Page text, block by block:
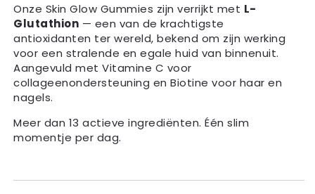
Onze Skin Glow Gummies zijn verrijkt met L-
Glutathion — een van de krachtigste
antioxidanten ter wereld, bekend om zijn werking
voor een stralende en egale huid van binnenuit.
Aangevuld met Vitamine C voor
collageenondersteuning en Biotine voor haar en
nagels.
Meer dan 13 actieve ingrediënten. Één slim
momentje per dag.